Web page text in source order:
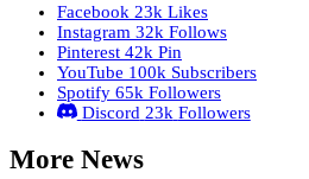
Facebook 23k Likes
Instagram 32k Follows
Pinterest 42k Pin
YouTube 100k Subscribers
Spotify 65k Followers
Discord 23k Followers
More News